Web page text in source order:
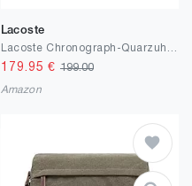
Lacoste
179.95 € 199.00
Amazon